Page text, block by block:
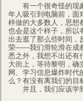
有一个很奇怪的现象
年人吸引到电脑前，面
样做的大多数人，思想
也会是这个样子，所以
出去逛了那么些时间，
荣——我们滑轮滑在成
悉之外，我想不出还有
大街上，等待黎明，确
网、学习信息爆炸时
么？有没有离我们的目
并且，我们应该学到